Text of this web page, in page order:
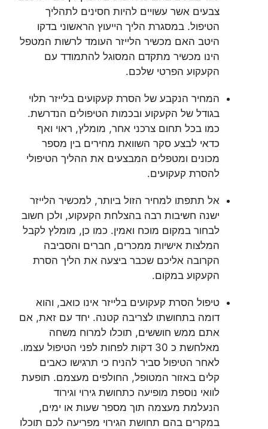
צבעים אשר עשויים להיות חסינים לתהליך
הטיפול. במסגרת הליך הייעוץ הראשוני בדקו
היטב האם מכשיר הלייזר העומד לרשות המטפל
הינו מכשיר מתקדם המסוגל להתמודד עם
הקעקוע הפרטי שלכם.
המחיר הנקבע של הסרת קעקועים בלייזר תלוי
בגודל של הקעקוע ובכמות הטיפולים הנדרשת.
כמו בכל תחום צרכני אחר, מומלץ, ראוי ואף
כדאי לבצע סקר השוואת מחירים בין מספר
מכונים ומטפלים המבצעים את ההליך הטיפולי
להסרת קעקועים.
אל תתפתו למחיר הזול ביותר, למכשיר הלייזר
ישנה חשיבות רבה בהצלחת הקעקוע, ולכן חשוב
לבחור במקום מוכח ואמין. כמו כן, מומלץ לקבל
המלצות אישיות ממכרים, חברים והסביבה
הקרובה אליכם שכבר ביצעה את הליך הסרת
הקעקוע במקום.
טיפול הסרת קעקועים בלייזר אינו כואב, והוא
דומה בתחושתו לצריבה קטנה. יחד עם זאת, אם
אתם ממש חוששים, תוכלו למרוח משחה
מאלחשת כ 30 דקות לפחות לפני הטיפול עצמו.
לאחר הטיפול סביר להניח כי תרגישו כאבים
קלים באזור המטופל, החולפים מעצמם. תופעת
לוואי נוספת מופיעה כתחושת גירוי וגירוד
הנעלמת מעצמה תוך מספר שעות או ימים,
במקרים בהם תחושת הגירוי מפריעה לכם תוכלו